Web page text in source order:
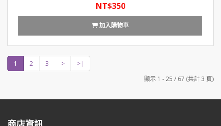
NT$350
加入購物車
1 2 3 >
>|
顯示 1 - 25 / 67 (共計 3 頁)